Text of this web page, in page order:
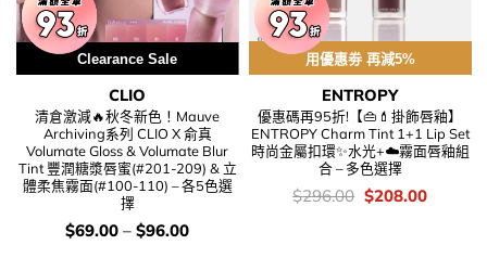
Clearance Sale
CLIO
清倉激減🔥秋冬新色！Mauve
Archiving系列 CLIO X 俞真
Volumate Gloss & Volumate Blur
Tint 豐潤糖漿唇蜜(#201-209) & 立
體柔焦霧面(#100-110) – 各5色選
擇
價
錢：
$69.00 – $96.00
用優惠劵 再減5%
ENTROPY
優惠碼再95折!【👜💄掛飾唇釉】
ENTROPY Charm Tint 1+1 Lip Set
時尚金屬扣環✨水光+☁️霧面唇釉組
合 – 多色選擇
價
錢：
$296.00 Original
price
$208.00Current